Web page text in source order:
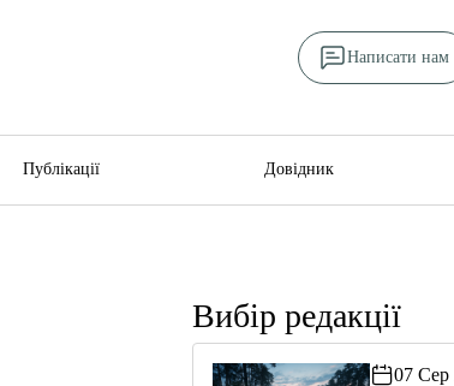
Написати нам
Публікації Довідник
Вибір редакції
07 Сер